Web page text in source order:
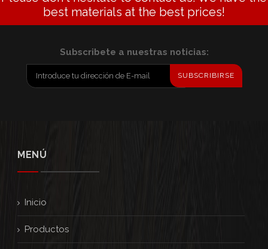
tamaño.
best materials at the best prices!
Subscribete a nuestras noticias:
SUBSCRIBIRSE
MENÚ
Inicio
Productos